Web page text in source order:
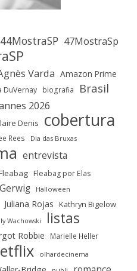
44MostraSP 47MostraSp
Varda Amazon Prime
DuVernay biografia Brasil
2026
Denis cobertura
Rees Dia das Bruxas
entrevista
Fleabag por Elas
Halloween
Juliana Rojas Kathryn Bigelow
Wachowski listas
Robbie Marielle Heller
olhardecinema